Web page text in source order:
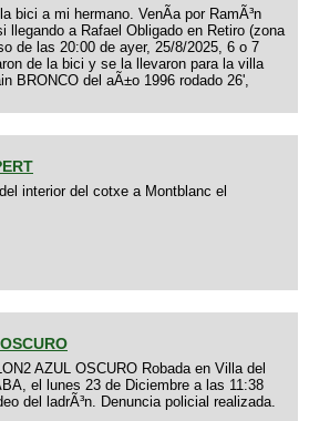
bici a mi hermano. VenÃ­a por RamÃ³n
llegando a Rafael Obligado en Retiro (zona
de las 20:00 de ayer, 25/8/2025, 6 o 7
de la bici y se la llevaron para la villa
BRONCO del aÃ±o 1996 rodado 26',
interior del cotxe a Montblanc el
AZUL OSCURO Robada en Villa del
el lunes 23 de Diciembre a las 11:38
del ladrÃ³n. Denuncia policial realizada.